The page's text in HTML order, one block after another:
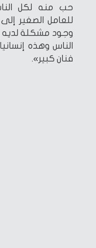
حب منه لكل
للعامل الصغير
وجود مشكلة لديه
الناس وهذه
فنان كبير».